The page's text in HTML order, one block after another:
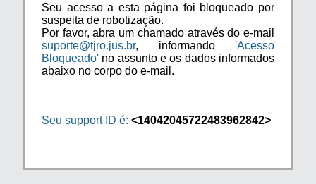
Seu acesso a esta página foi bloqueado por
suspeita de robotização.
Por favor, abra um chamado através do e-mail
suporte@tjro.jus.br, informando 'Acesso
Bloqueado' no assunto e os dados informados
abaixo no corpo do e-mail.
Seu support ID é: <14042045722483962842>